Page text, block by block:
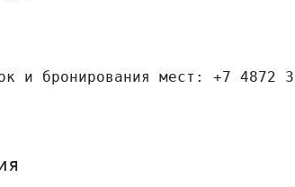
и бронирования мест: +7 4872